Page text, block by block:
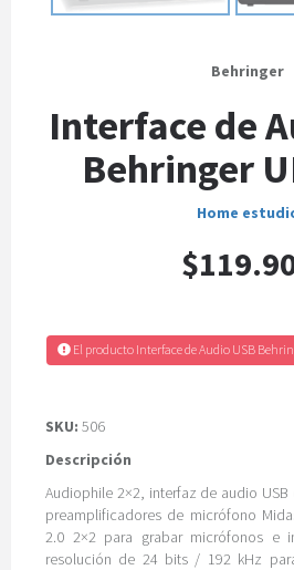
Behringer
Interface de
Behringer
Home
El producto Interface de Audio USB
SKU: 506
Descripción
Audiophile 2×2, interfaz de audio
preamplificadores de micrófono
2.0 2×2 para grabar micrófonos e
resolución de 24 bits / 192 kHz